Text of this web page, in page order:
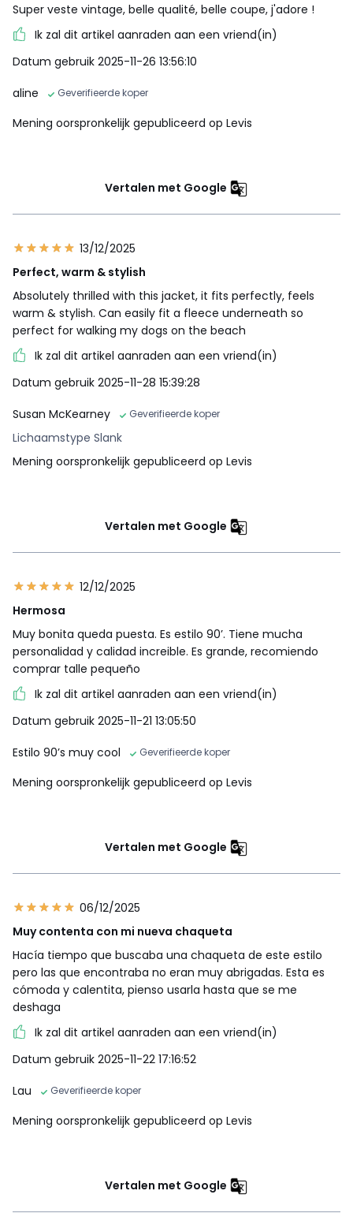
Super veste vintage, belle qualité, belle coupe, j'adore !
Ik zal dit artikel aanraden aan een vriend(in)
Datum gebruik 2025-11-26 13:56:10
aline
Geverifieerde koper
Mening oorspronkelijk gepubliceerd op Levis
Vertalen met Google
13/12/2025
Perfect, warm & stylish
Absolutely thrilled with this jacket, it fits perfectly, feels
warm & stylish. Can easily fit a fleece underneath so
perfect for walking my dogs on the beach
Ik zal dit artikel aanraden aan een vriend(in)
Datum gebruik 2025-11-28 15:39:28
Susan McKearney
Geverifieerde koper
Lichaamstype Slank
Mening oorspronkelijk gepubliceerd op Levis
Vertalen met Google
12/12/2025
Hermosa
Muy bonita queda puesta. Es estilo 90’. Tiene mucha
personalidad y calidad increible. Es grande, recomiendo
comprar talle pequeño
Ik zal dit artikel aanraden aan een vriend(in)
Datum gebruik 2025-11-21 13:05:50
Estilo 90’s muy cool
Geverifieerde koper
Mening oorspronkelijk gepubliceerd op Levis
Vertalen met Google
06/12/2025
Muy contenta con mi nueva chaqueta
Hacía tiempo que buscaba una chaqueta de este estilo
pero las que encontraba no eran muy abrigadas. Esta es
cómoda y calentita, pienso usarla hasta que se me
deshaga
Ik zal dit artikel aanraden aan een vriend(in)
Datum gebruik 2025-11-22 17:16:52
Lau
Geverifieerde koper
Mening oorspronkelijk gepubliceerd op Levis
Vertalen met Google